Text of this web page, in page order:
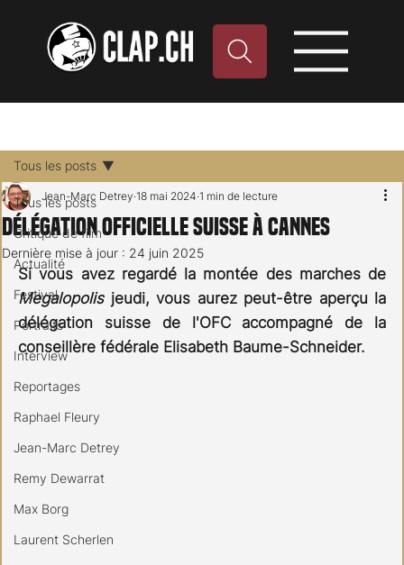
Tous les posts
Critique de film
Actualité
Festival
Portraits
Interview
Reportages
Raphael Fleury
Jean-Marc Detrey
Remy Dewarrat
Max Borg
Laurent Scherlen
Tous les posts
Délégation officielle suisse à Cannes
Jean-Marc Detrey 18 mai 2024 1 min de lecture
Dernière mise à jour : 24 juin 2025
Megalopolis jeudi, vous aurez peut-être aperçu la
délégation suisse de l'OFC accompagné de la
conseillère fédérale Elisabeth Baume-Schneider.